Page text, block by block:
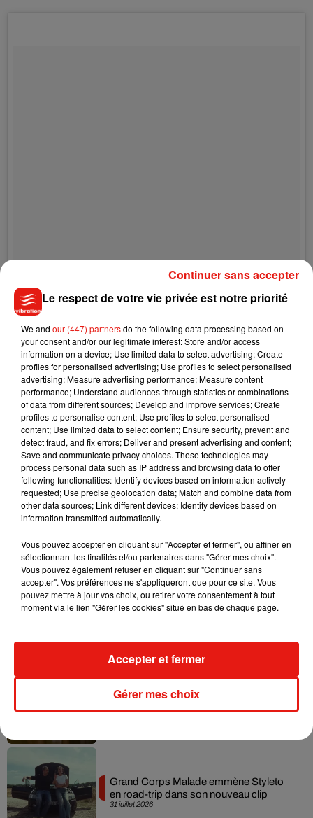
Une publication partagée par Adriana Karembeu (@adrianakarembeusklenarikova)
Musique
Benny Blanco invite Selena Gomez et
Becky G sur son nouveau single
Tiny Desk invite Charlie Puth pour une
live session solaire
4 août 2026
Ariana Grande prendra une pause après
sa tournée mondiale
31 juillet 2026
Grand Corps Malade emmène Styleto
en road-trip dans son nouveau clip
Le respect de votre vie privée est notre priorité
We and our (447) partnersdo the following data processing based on
your consent and/or our legitimate interest: Store and/or access
information on a device; Use limited data to select advertising; Create
profiles for personalised advertising; Use profiles to select personalised
advertising; Measure advertising performance; Measure content
performance; Understand audiences through statistics or combinations
of data from different sources; Develop and improve services; Create
profiles to personalise content; Use profiles to select personalised
content; Use limited data to select content; Ensure security, prevent and
detect fraud, and fix errors; Deliver and present advertising and content;
Save and communicate privacy choices. These technologies may
process personal data such as IP address and browsing data to offer
following functionalities: Identify devices based on information actively
requested; Use precise geolocation data; Match and combine data from
other data sources; Link different devices; Identify devices based on
information transmitted automatically.
Vous pouvez accepter en cliquant sur "Accepter et fermer", ou affiner en
sélectionnant les finalités et/ou partenaires dans "Gérer mes choix".
Vous pouvez également refuser en cliquant sur "Continuer sans
accepter". Vos préférences ne s'appliqueront que pour ce site. Vous
pouvez mettre à jour vos choix, ou retirer votre consentement à tout
moment via le lien "Gérer les cookies" situé en bas de chaque page.
Gérer mes choix
Accepter et fermer
Continuer sans accepter